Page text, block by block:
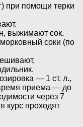
при помощи терки
выжимают сок.
соки (по
— 1 ст. л.,
приема — до
через 7
курс проходят